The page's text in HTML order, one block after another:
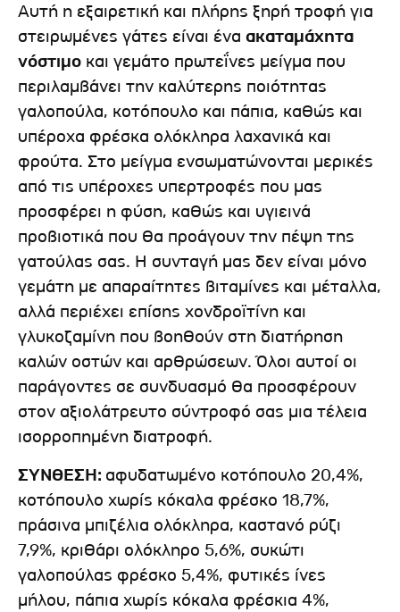
Αυτή η εξαιρετική και πλήρης ξηρή τροφή για
στειρωμένες γάτες είναι ένα ακαταμάχητα
νόστιμο και γεμάτο πρωτεΐνες μείγμα που
περιλαμβάνει την καλύτερης ποιότητας
γαλοπούλα, κοτόπουλο και πάπια, καθώς και
υπέροχα φρέσκα ολόκληρα λαχανικά και
φρούτα. Στο μείγμα ενσωματώνονται μερικές
από τις υπέροχες υπερτροφές που μας
προσφέρει η φύση, καθώς και υγιεινά
προβιοτικά που θα προάγουν την πέψη της
γατούλας σας. Η συνταγή μας δεν είναι μόνο
γεμάτη με απαραίτητες βιταμίνες και μέταλλα,
αλλά περιέχει επίσης χονδροϊτίνη και
γλυκοζαμίνη που βοηθούν στη διατήρηση
καλών οστών και αρθρώσεων. Όλοι αυτοί οι
παράγοντες σε συνδυασμό θα προσφέρουν
στον αξιολάτρευτο σύντροφό σας μια τέλεια
ισορροπημένη διατροφή.
ΣΥΝΘΕΣΗ: αφυδατωμένο κοτόπουλο 20,4%,
κοτόπουλο χωρίς κόκαλα φρέσκο ​​18,7%,
πράσινα μπιζέλια ολόκληρα, καστανό ρύζι
7,9%, κριθάρι ολόκληρο 5,6%, συκώτι
γαλοπούλας φρέσκο ​​5,4%, φυτικές ίνες
μήλου, πάπια χωρίς κόκαλα φρέσκια 4%,